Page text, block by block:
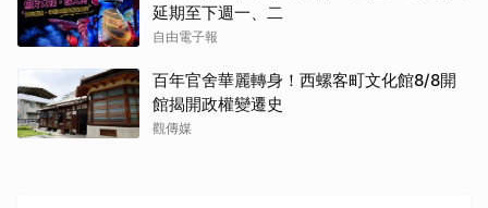
延期至下週一、二
自由電子報
百年官舍華麗轉身！西螺客町文化館8/8開
館揭開政權變遷史
觀傳媒